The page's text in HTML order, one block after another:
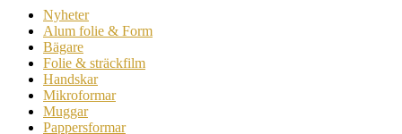
Nyheter
Alum folie & Form
Bägare
Folie & sträckfilm
Handskar
Mikroformar
Muggar
Pappersformar